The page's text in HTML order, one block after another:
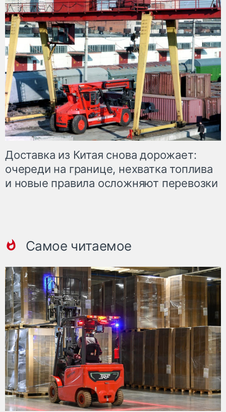
Доставка из Китая снова дорожает:
очереди на границе, нехватка топлива
и новые правила осложняют перевозки
Самое читаемое